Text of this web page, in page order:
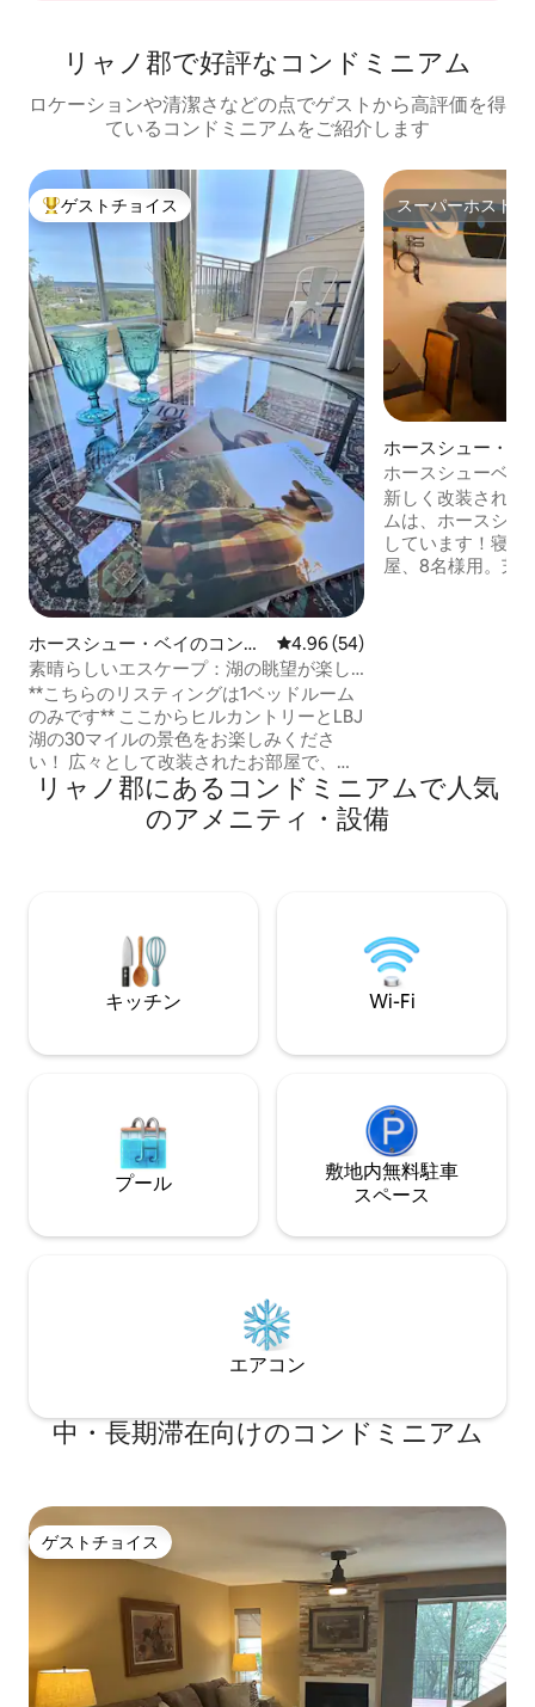
リャノ郡で好評なコンドミニアム
ロケーションや清潔さなどの点でゲストから高評価を得
ているコンドミニアムをご紹介します
大好評のゲストチョイスです。
ゲストチョイス
ホースシュー・ベイのコンド
ミニアム
レビュー54件、5つ星中4.96つ
4.96 (54)
素晴らしいエスケープ：湖の眺望が楽し
める1ベッドルームのコンドミニアム！
**こちらのリスティングは1ベッドルーム
のみです** ここからヒルカントリーとLBJ
湖の30マイルの景色をお楽しみくださ
い！ 広々として改装されたお部屋で、設
備の整ったキッチン、湖のオープンビュ
ー、スリックロックゴルフコース、野生
動物をお楽しみください。 この1ベッドル
なコンドミニアムは、リゾートの向かい
にあり、多くの観光スポットや街に近い
月～9月はプールをご利用いただけます。
スーパーホスト
スーパーホスト
ホースシュー・ベ
ミニアム
ホースシューベイ
LBJ アクセス 3ベ
新しく改装された
ムは、ホースシュ
しています！寝
屋、8名様用。芝
されたインテリ
Fi、8人掛けのモ
す。町の法律では
ていません。
リャノ郡にあるコンドミニアムで人気
のアメニティ・設備
キッチン Wi-Fi
プール
敷地内無料駐⁠車
ス⁠ペ⁠ー⁠ス
エアコン
中・長期滞在向けのコンドミニアム
ゲストチョイス
ゲストチョイス